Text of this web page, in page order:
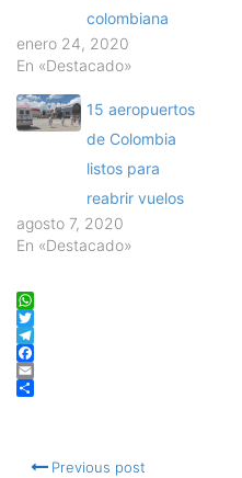
colombiana
enero 24, 2020
En «Destacado»
15 aeropuertos
de Colombia
listos para
reabrir vuelos
agosto 7, 2020
En «Destacado»
WhatsApp
Twitter
Telegram
Facebook
Email
Previous post